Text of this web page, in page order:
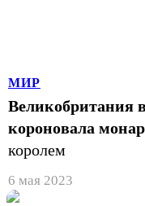
МИР
Великобритания
короновала
королем
6 мая 2023